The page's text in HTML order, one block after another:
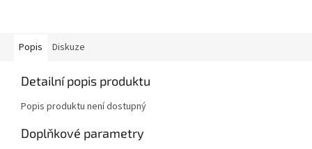
Popis Diskuze
Detailní popis produktu
Popis produktu není dostupný
Doplňkové parametry